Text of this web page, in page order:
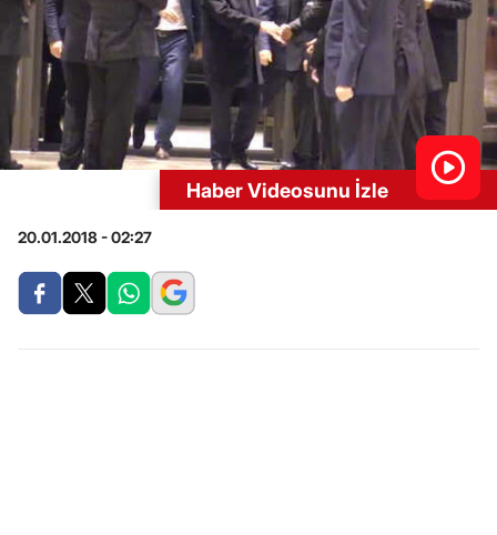
Haber Videosunu İzle
20.01.2018 - 02:27